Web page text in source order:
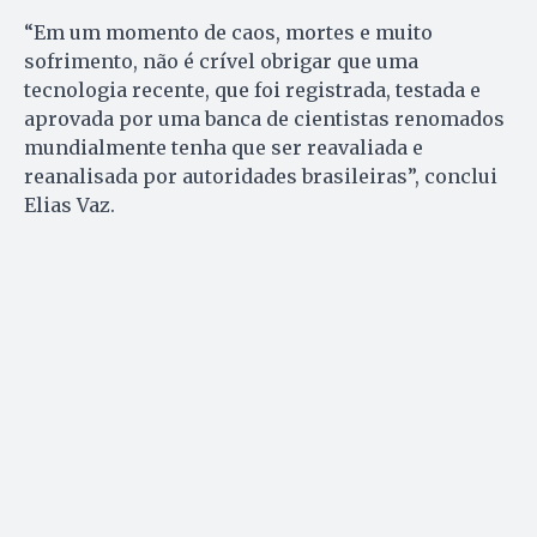
“Em um momento de caos, mortes e muito
sofrimento, não é crível obrigar que uma
tecnologia recente, que foi registrada, testada e
aprovada por uma banca de cientistas renomados
mundialmente tenha que ser reavaliada e
reanalisada por autoridades brasileiras”, conclui
Elias Vaz.